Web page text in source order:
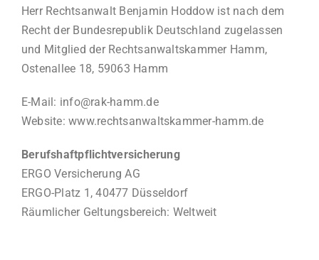
Herr Rechtsanwalt Benjamin Hoddow ist nach dem
Recht der Bundesrepublik Deutschland zugelassen
und Mitglied der Rechtsanwaltskammer Hamm,
Ostenallee 18, 59063 Hamm
E-Mail: info@rak-hamm.de
Website:www.rechtsanwaltskammer-hamm.de
Berufshaftpflichtversicherung
ERGO Versicherung AG
ERGO-Platz 1, 40477 Düsseldorf
Räumlicher Geltungsbereich: Weltweit